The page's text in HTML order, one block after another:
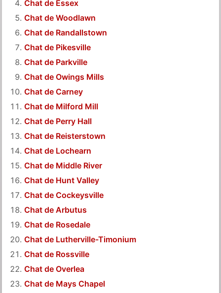
Chat de Essex
Chat de Woodlawn
Chat de Randallstown
Chat de Pikesville
Chat de Parkville
Chat de Owings Mills
Chat de Carney
Chat de Milford Mill
Chat de Perry Hall
Chat de Reisterstown
Chat de Lochearn
Chat de Middle River
Chat de Hunt Valley
Chat de Cockeysville
Chat de Arbutus
Chat de Rosedale
Chat de Lutherville-Timonium
Chat de Rossville
Chat de Overlea
Chat de Mays Chapel